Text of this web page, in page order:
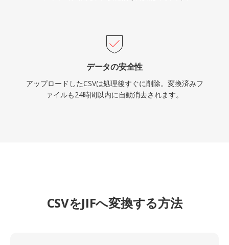
データの安全性
アップロードしたCSVは処理後すぐに削除。変換済みフ
ァイルも24時間以内に自動消去されます。
CSVをJIFへ変換する方法